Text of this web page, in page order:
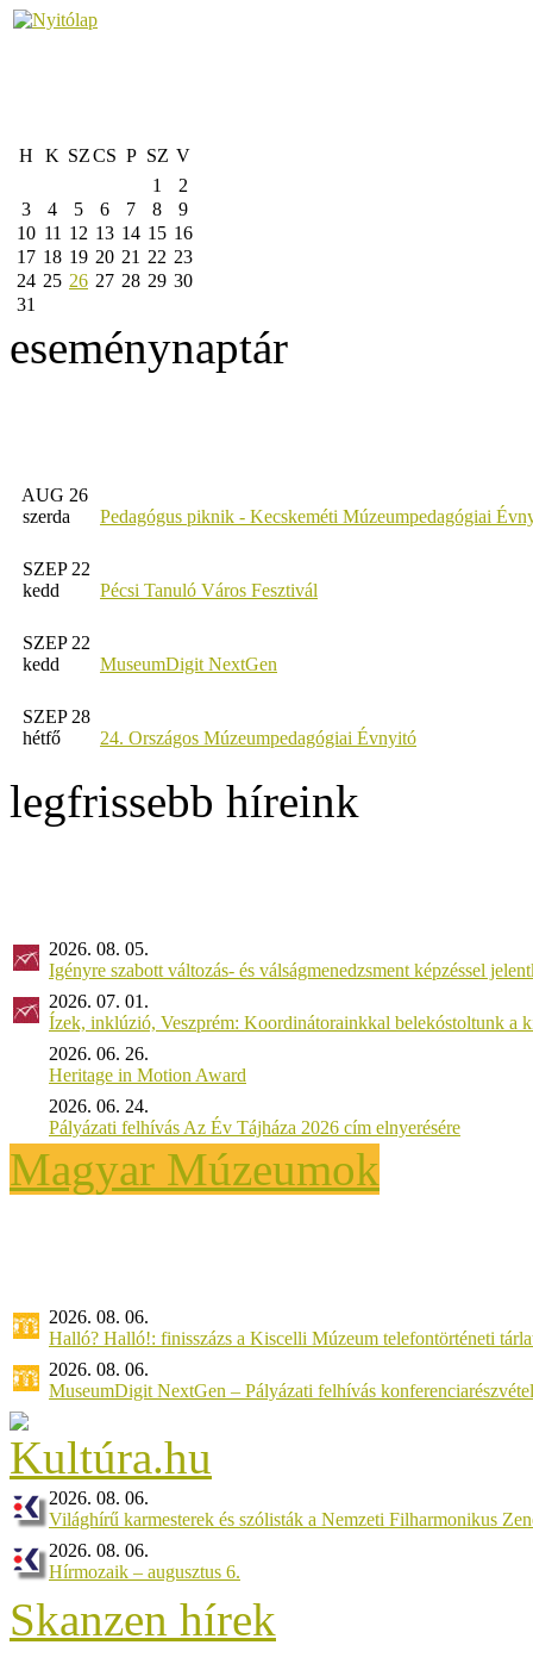
H K SZCS P SZ V
1
2
3
4 5 6 7 8
9
10 11 12 13 14 15 16
17 18 19 20 21 22 23
24 25 26 27 28 29 30
31
eseménynaptár
AUG 26
szerda
Pedagógus piknik - Kecskeméti Múzeumpedagógiai
SZEP 22
kedd
Pécsi Tanuló Város Fesztivál
SZEP 22
kedd
MuseumDigit NextGen
SZEP 28
hétfő
24. Országos Múzeumpedagógiai Évnyitó
legfrissebb híreink
2026. 08. 05.
Igényre szabott változás- és válságmenedzsment képzéssel
2026. 07. 01.
Ízek, inklúzió, Veszprém: Koordinátorainkkal belekóstoltunk a
2026. 06. 26.
Heritage in Motion Award
2026. 06. 24.
Pályázati felhívás Az Év Tájháza 2026 cím elnyerésére
Magyar Múzeumok
2026. 08. 06.
Halló? Halló!: finisszázs a Kiscelli Múzeum telefontörténeti
2026. 08. 06.
MuseumDigit NextGen – Pályázati felhívás
2026. 08. 06.
Világhírű karmesterek és szólisták a Nemzeti Filharmonikus
2026. 08. 06.
Hírmozaik – augusztus 6.
Skanzen hírek